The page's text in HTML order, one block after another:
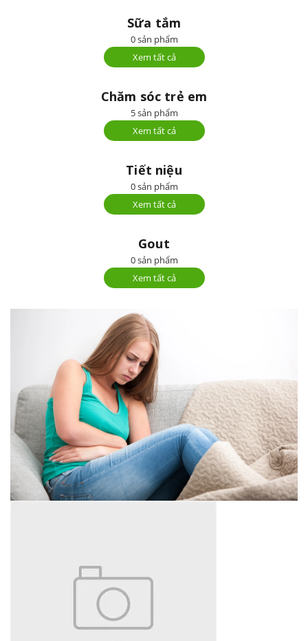
Sữa tắm
0 sản phẩm
Xem tất cả
Chăm sóc trẻ em
5 sản phẩm
Xem tất cả
Tiết niệu
0 sản phẩm
Xem tất cả
Gout
0 sản phẩm
Xem tất cả